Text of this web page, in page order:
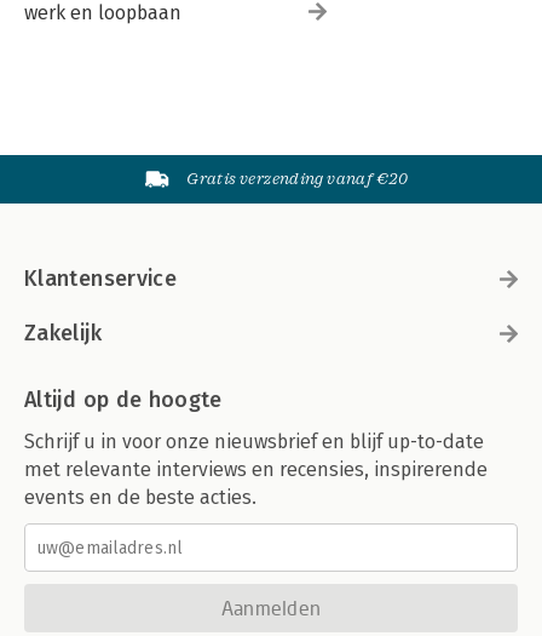
werk en loopbaan
Gratis verzending vanaf €20
Klantenservice
Zakelijk
Altijd op de hoogte
Schrijf u in voor onze nieuwsbrief en blijf up-to-date
met relevante interviews en recensies, inspirerende
events en de beste acties.
Aanmelden